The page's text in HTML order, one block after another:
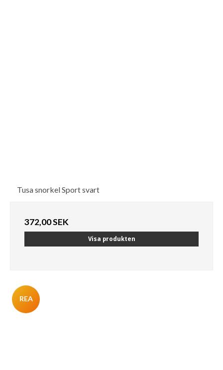
Tusa snorkel Sport svart
372,00 SEK
Visa produkten
REA